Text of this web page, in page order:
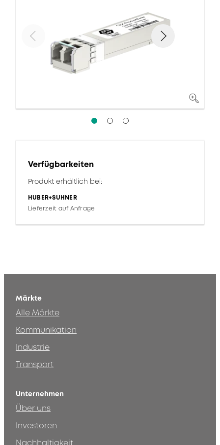
Verfügbarkeiten
Produkt erhältlich bei:
HUBER+SUHNER
Lieferzeit auf Anfrage
Märkte
Alle Märkte
Kommunikation
Industrie
Transport
Unternehmen
Über uns
Investoren